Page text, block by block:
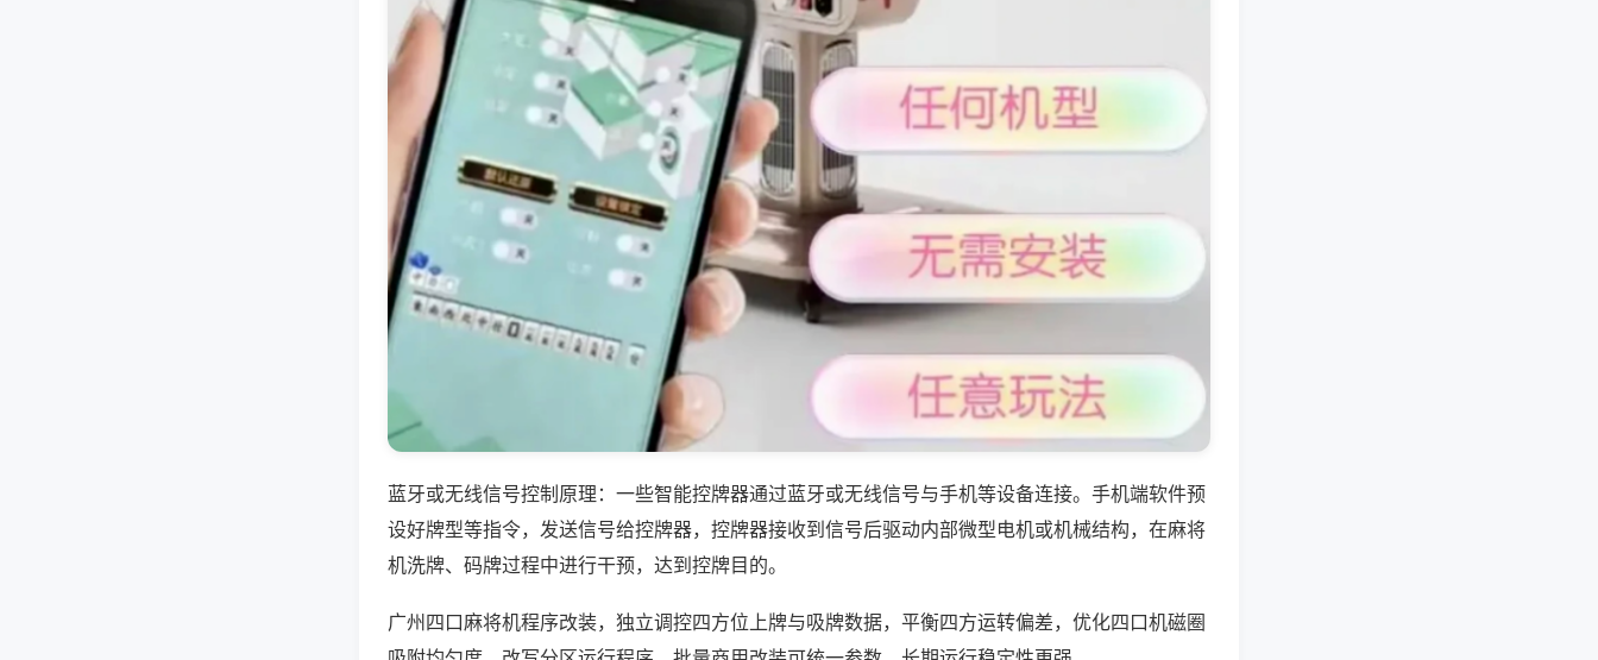
蓝牙或无线信号控制原理：一些智能控牌器通过蓝牙或无线信号与手机等设备连接。手机端软件预
设好牌型等指令，发送信号给控牌器，控牌器接收到信号后驱动内部微型电机或机械结构，在麻将
机洗牌、码牌过程中进行干预，达到控牌目的。
广州四口麻将机程序改装，独立调控四方位上牌与吸牌数据，平衡四方运转偏差，优化四口机磁圈